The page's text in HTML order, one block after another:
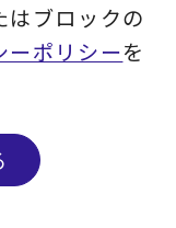
ガ登録
はブロックの
ーポリシーを